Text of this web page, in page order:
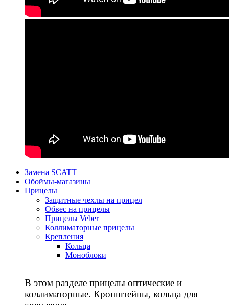
Замена SCATT
Обоймы-магазины
Прицелы
Защитные чехлы на прицел
Обвес на прицелы
Прицелы Veber
Коллиматорные прицелы
Крепления
Кольца
Моноблоки
В этом разделе прицелы оптические и
коллиматорные. Кронштейны, кольца для